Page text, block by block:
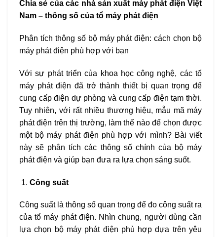
Chia sẻ của các nhà sản xuất máy phát điện Việt
Nam – thông số của tổ máy phát điện
Phân tích thông số bộ máy phát điện: cách chọn bộ
máy phát điện phù hợp với bạn
Với sự phát triển của khoa học công nghệ, các tổ
máy phát điện đã trở thành thiết bị quan trọng để
cung cấp điện dự phòng và cung cấp điện tạm thời.
Tuy nhiên, với rất nhiều thương hiệu, mẫu mã máy
phát điện trên thị trường, làm thế nào để chọn được
một bộ máy phát điện phù hợp với mình? Bài viết
này sẽ phân tích các thông số chính của bộ máy
phát điện và giúp bạn đưa ra lựa chọn sáng suốt.
Công suất
Công suất là thông số quan trọng để đo công suất ra
của tổ máy phát điện. Nhìn chung, người dùng cần
lựa chọn bộ máy phát điện phù hợp dựa trên yêu